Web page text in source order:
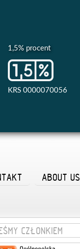
1,5% procent
KRS 0000070056
ABOUT US
CZŁONKIEM